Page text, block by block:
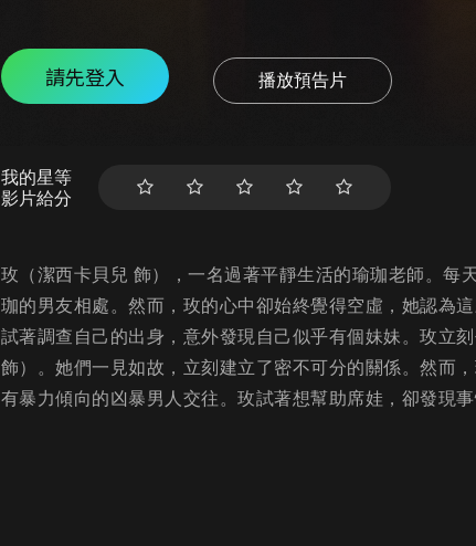
請先登入 播放預告片
我的星等
影片給分
玫（潔西卡貝兒 飾），一名過著平靜生活的瑜珈老師。每
珈的男友相處。然而，玫的心中卻始終覺得空虛，她認為
試著調查自己的出身，意外發現自己似乎有個妹妹。玫立
飾）。她們一見如故，立刻建立了密不可分的關係。然而
有暴力傾向的凶暴男人交往。玫試著想幫助席娃，卻發現